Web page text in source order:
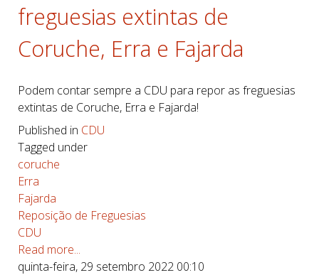
freguesias extintas de
Coruche, Erra e Fajarda
Podem contar sempre a CDU para repor as freguesias
extintas de Coruche, Erra e Fajarda!
Published in CDU
Tagged under
coruche
Erra
Fajarda
Reposição de Freguesias
CDU
Read more...
quinta-feira, 29 setembro 2022 00:10